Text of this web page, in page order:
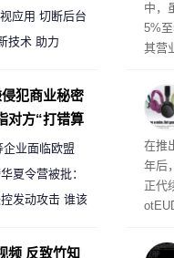
中，
5%
其营
日
69亿
曝
在推
年后
正代
计
逐步清退
应用 切断后台
技术 助力
犯商业秘密
对方“打错算
业面临欧盟
法权限审查
夏令营被批：
邦”
发动攻击 谁该
频 反致竹知